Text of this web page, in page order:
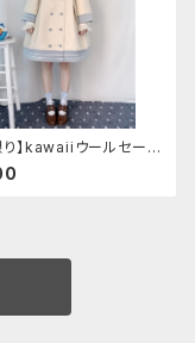
り】kawaiiウールセーラ
ット(胸元リボン付き) M